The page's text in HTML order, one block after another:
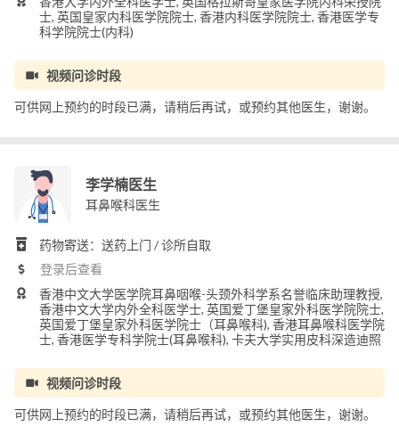
士, 英国皇家内科医学院院士, 香港内科医学院院士, 香港医学专
科学院院士(内科)
视频问诊时段
可供网上预约的时段已满，请稍后再试，或预约其他医生，谢谢。
李学楠医生
耳鼻喉科医生
药物寄送：送药上门 / 诊所自取
登录后查看
香港中文大学医学院耳鼻咽喉-头颈外科学系名誉临床助理教授,
香港中文大学内外全科医学士, 英国爱丁堡皇家外科医学院院士,
英国爱丁堡皇家外科医学院士（耳鼻喉科), 香港耳鼻喉科医学院
士, 香港医学专科学院士(耳鼻喉科), 卡夫大学实用皮科深造迪照
视频问诊时段
可供网上预约的时段已满，请稍后再试，或预约其他医生，谢谢。